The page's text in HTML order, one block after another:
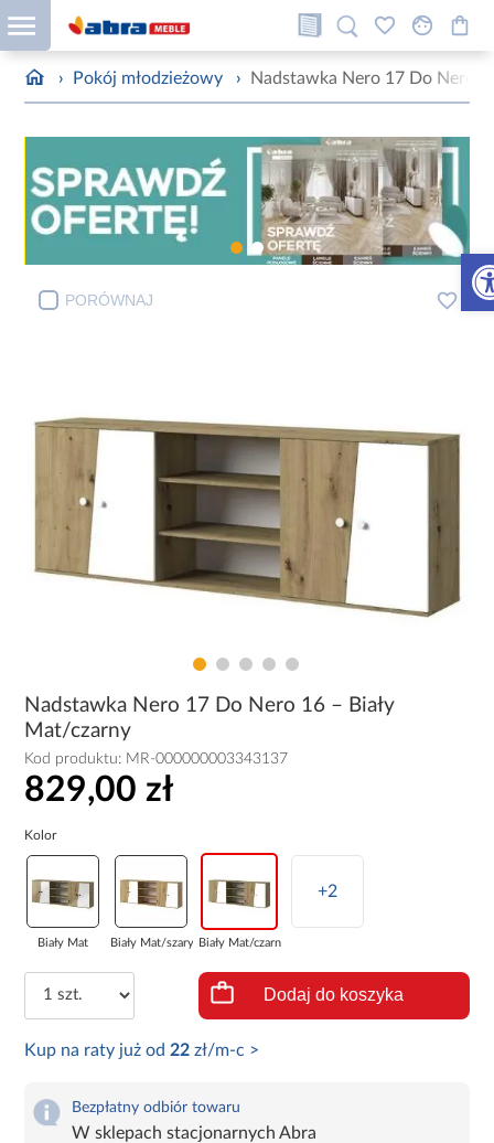
› Pokój młodzieżowy › Nadstawka Nero 17 Do Nero
PORÓWNAJ
Nadstawka Nero 17 Do Nero 16 – Biały
Mat/czarny
Kod produktu: MR-000000003343137
829,00 zł
Kolor
Biały Mat Biały Mat/szary Biały Mat/czarny
+2
Dodaj do koszyka
Kup na raty już od 22 zł/m-c >
Bezpłatny odbiór towaru
W sklepach stacjonarnych Abra